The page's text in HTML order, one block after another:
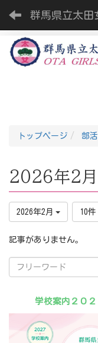
群馬県立太田
トップページ 部
2026年2月
2026年2月 10件
記事がありません。
学校案内２０２